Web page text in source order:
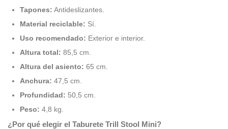
Tapones: Antideslizantes.
Material reciclable: Sí.
Uso recomendado: Exterior e interior.
Altura total: 85,5 cm.
Altura del asiento: 65 cm.
Anchura: 47,5 cm.
Profundidad: 50,5 cm.
Peso: 4,8 kg.
¿Por qué elegir el Taburete Trill Stool Mini?